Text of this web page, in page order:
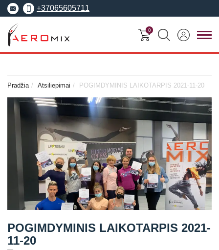
+37065605711
Apie Aeromix
Europos fitneso mokykla
EREPS
Anatomy Trains
Fascia Movement
Dėstytojai
Straipsniai
Sėkmės istorijos
Seminarai
pradedantiesiems
Specializuoti seminarai
Anatomy Trains
Fascia Movement
Konvencijos
Asmeninis treneris
Pilates treneris
Grupinių
treneris
Fizinio rengimo
0
Pradžia Atsiliepimai POGIMDYMINIS LAIKOTARPIS 2021-11-20
POGIMDYMINIS LAIKOTARPIS 2021-
11-20